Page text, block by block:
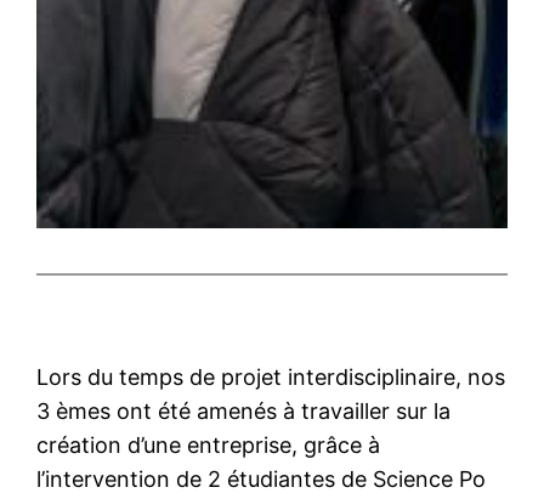
Lors du temps de projet interdisciplinaire, nos
3 èmes ont été amenés à travailler sur la
création d’une entreprise, grâce à
l’intervention de 2 étudiantes de Science Po